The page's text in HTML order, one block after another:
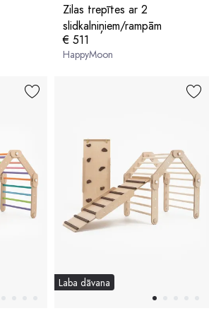
Zilas trepītes ar 2
slidkalniņiem/rampām
€ 511
HappyMoon
Laba dāvana